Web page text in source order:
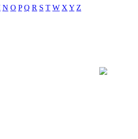
N O P Q R S T W X Y Z